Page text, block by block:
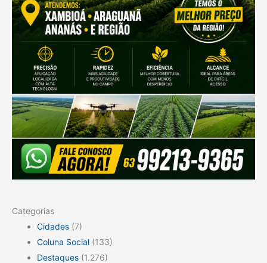
Categorias
Cidades (7)
Coluna Social (133)
Destaques (1.276)